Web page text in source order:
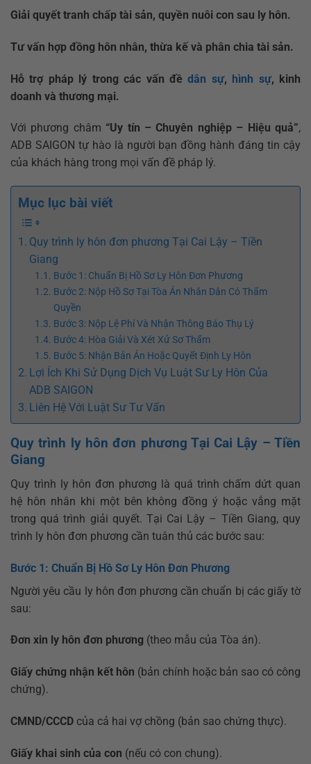
Giải quyết tranh chấp tài sản, quyền nuôi con sau ly hôn.
Tư vấn hợp đồng hôn nhân, thừa kế và phân chia tài sản.
Hỗ trợ pháp lý trong các vấn đềdân sự, hình sự, kinh
doanh và thương mại.
Với phương châm “Uy tín – Chuyên nghiệp – Hiệu quả”,
ADB SAIGON tự hào là người bạn đồng hành đáng tin cậy
của khách hàng trong mọi vấn đề pháp lý.
Mục lục bài viết
Quy trình ly hôn đơn phương Tại Cai Lậy – Tiền
Giang
Bước 1: Chuẩn Bị Hồ Sơ Ly Hôn Đơn Phương
Bước 2: Nộp Hồ Sơ Tại Tòa Án Nhân Dân Có Thẩm
Quyền
Bước 3: Nộp Lệ Phí Và Nhận Thông Báo Thụ Lý
Bước 4: Hòa Giải Và Xét Xử Sơ Thẩm
Bước 5: Nhận Bản Án Hoặc Quyết Định Ly Hôn
Lợi Ích Khi Sử Dụng Dịch Vụ Luật Sư Ly Hôn Của
ADB SAIGON
Liên Hệ Với Luật Sư Tư Vấn
Quy trình ly hôn đơn phương Tại Cai Lậy – Tiền
Giang
Quy trình ly hôn đơn phương là quá trình chấm dứt quan
hệ hôn nhân khi một bên không đồng ý hoặc vắng mặt
trong quá trình giải quyết. Tại Cai Lậy – Tiền Giang, quy
trình ly hôn đơn phương cần tuân thủ các bước sau:
Bước 1: Chuẩn Bị Hồ Sơ Ly Hôn Đơn Phương
Người yêu cầu ly hôn đơn phương cần chuẩn bị các giấy tờ
sau:
Đơn xin ly hôn đơn phương (theo mẫu của Tòa án).
Giấy chứng nhận kết hôn (bản chính hoặc bản sao có công
chứng).
CMND/CCCD của cả hai vợ chồng (bản sao chứng thực).
Giấy khai sinh của con (nếu có con chung).